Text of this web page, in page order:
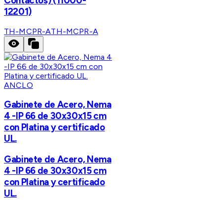
12201)
TH-MCPR-ATH-MCPR-A
ANCLO
Gabinete de Acero, Nema
4 -IP 66 de 30x30x15 cm
con Platina y certificado
UL.
Gabinete de Acero, Nema
4 -IP 66 de 30x30x15 cm
con Platina y certificado
UL.